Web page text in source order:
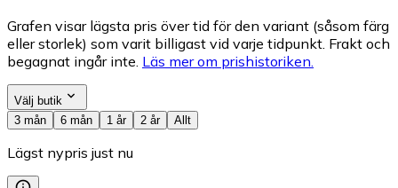
Grafen visar lägsta pris över tid för den variant (såsom färg
eller storlek) som varit billigast vid varje tidpunkt. Frakt och
begagnat ingår inte. Läs mer om prishistoriken.
Välj butik
3 mån
6 mån 1 år 2 år Allt
Lägst nypris just nu